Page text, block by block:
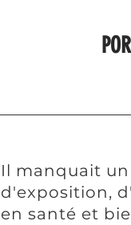
Il manquait
d'exposition,
en santé et